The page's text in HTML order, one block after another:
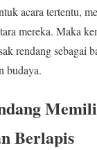
acara tertentu,
mereka. Maka
rendang sebagai
budaya.
Berlapis